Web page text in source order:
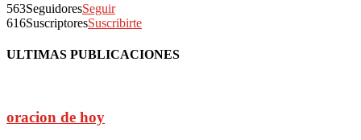
563SeguidoresSeguir
616SuscriptoresSuscribirte
ULTIMAS PUBLICACIONES
oracion de hoy